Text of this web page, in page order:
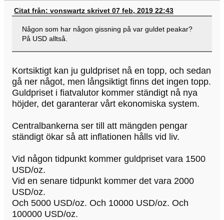
Citat från: vonswartz skrivet 07 feb, 2019 22:43
Någon som har någon gissning på var guldet peakar?
På USD alltså.
Kortsiktigt kan ju guldpriset nå en topp, och sedan
gå ner något, men långsiktigt finns det ingen topp.
Guldpriset i fiatvalutor kommer ständigt nå nya
höjder, det garanterar vårt ekonomiska system.
Centralbankerna ser till att mängden pengar
ständigt ökar så att inflationen hålls vid liv.
Vid någon tidpunkt kommer guldpriset vara 1500
USD/oz.
Vid en senare tidpunkt kommer det vara 2000
USD/oz.
Och 5000 USD/oz. Och 10000 USD/oz. Och
100000 USD/oz.